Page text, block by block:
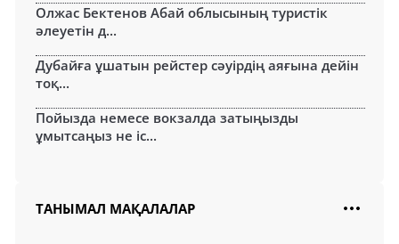
Олжас Бектенов Абай облысының туристік
әлеуетін д...
Дубайға ұшатын рейстер сәуірдің аяғына дейін
тоқ...
Пойызда немесе вокзалда затыңызды
ұмытсаңыз не іс...
ТАНЫМАЛ МАҚАЛАЛАР